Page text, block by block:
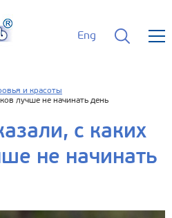
Eng
и красоты
лучше не начинать день
с каких
не начинать